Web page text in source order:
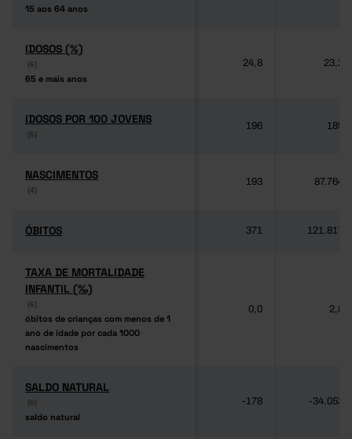
15 aos 64 anos
15 aos 64 anos
IDOSOS (%)
(6)
65 e mais anos
IDOSOS (%)
(6)
65 e mais anos
24,8 23,2
IDOSOS POR 100 JOVENS
(6)
IDOSOS POR 100 JOVENS
(6)
196 189
NASCIMENTOS
(4)
NASCIMENTOS
(4)
193 87.764
ÓBITOS
ÓBITOS 371 121.817
TAXA DE MORTALIDADE
INFANTIL (‰)
(6)
óbitos de crianças com menos de 1
ano de idade por cada 1000
nascimentos
TAXA DE MORTALIDADE
INFANTIL (‰)
(6)
óbitos de crianças com menos de 1
ano de idade por cada 1000
nascimentos
0,0 2,8
SALDO NATURAL
(6)
saldo natural
SALDO NATURAL
(6)
saldo natural
-178 -34.053